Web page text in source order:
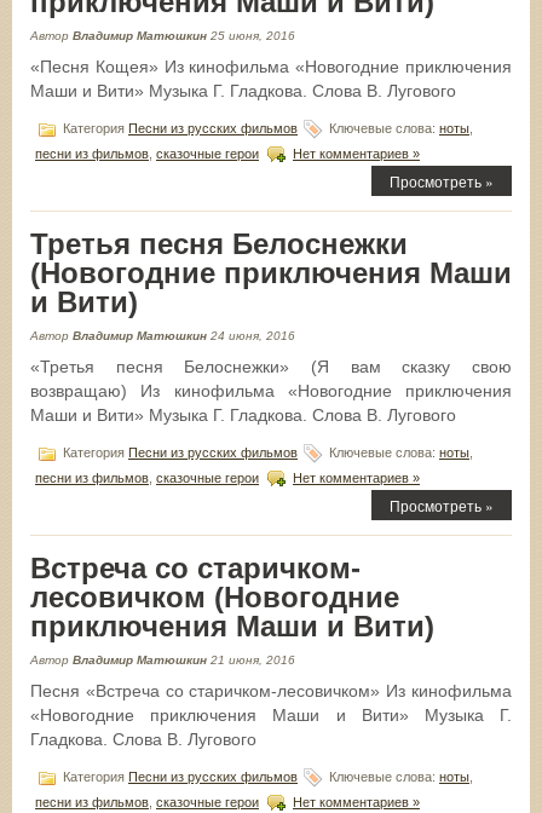
Автор Владимир Матюшкин 25 июня, 2016
«Песня Кощея» Из кинофильма «Новогодние приключения
Маши и Вити» Музыка Г. Гладкова. Слова В. Лугового
Категория Песни из русских фильмов Ключевые слова: ноты
песни из фильмов сказочные герои Нет комментариев »
Просмотреть »
Третья песня Белоснежки
(Новогодние приключения Маши
и Вити)
Автор Владимир Матюшкин 24 июня, 2016
«Третья песня Белоснежки» (Я вам сказку свою
возвращаю) Из кинофильма «Новогодние приключения
Маши и Вити» Музыка Г. Гладкова. Слова В. Лугового
Категория Песни из русских фильмов Ключевые слова: ноты
песни из фильмов сказочные герои Нет комментариев »
Просмотреть »
Встреча со старичком-
лесовичком (Новогодние
приключения Маши и Вити)
Автор Владимир Матюшкин 21 июня, 2016
Песня «Встреча со старичком-лесовичком» Из кинофильма
«Новогодние приключения Маши и Вити» Музыка Г.
Гладкова. Слова В. Лугового
Категория Песни из русских фильмов Ключевые слова: ноты
песни из фильмов сказочные герои Нет комментариев »